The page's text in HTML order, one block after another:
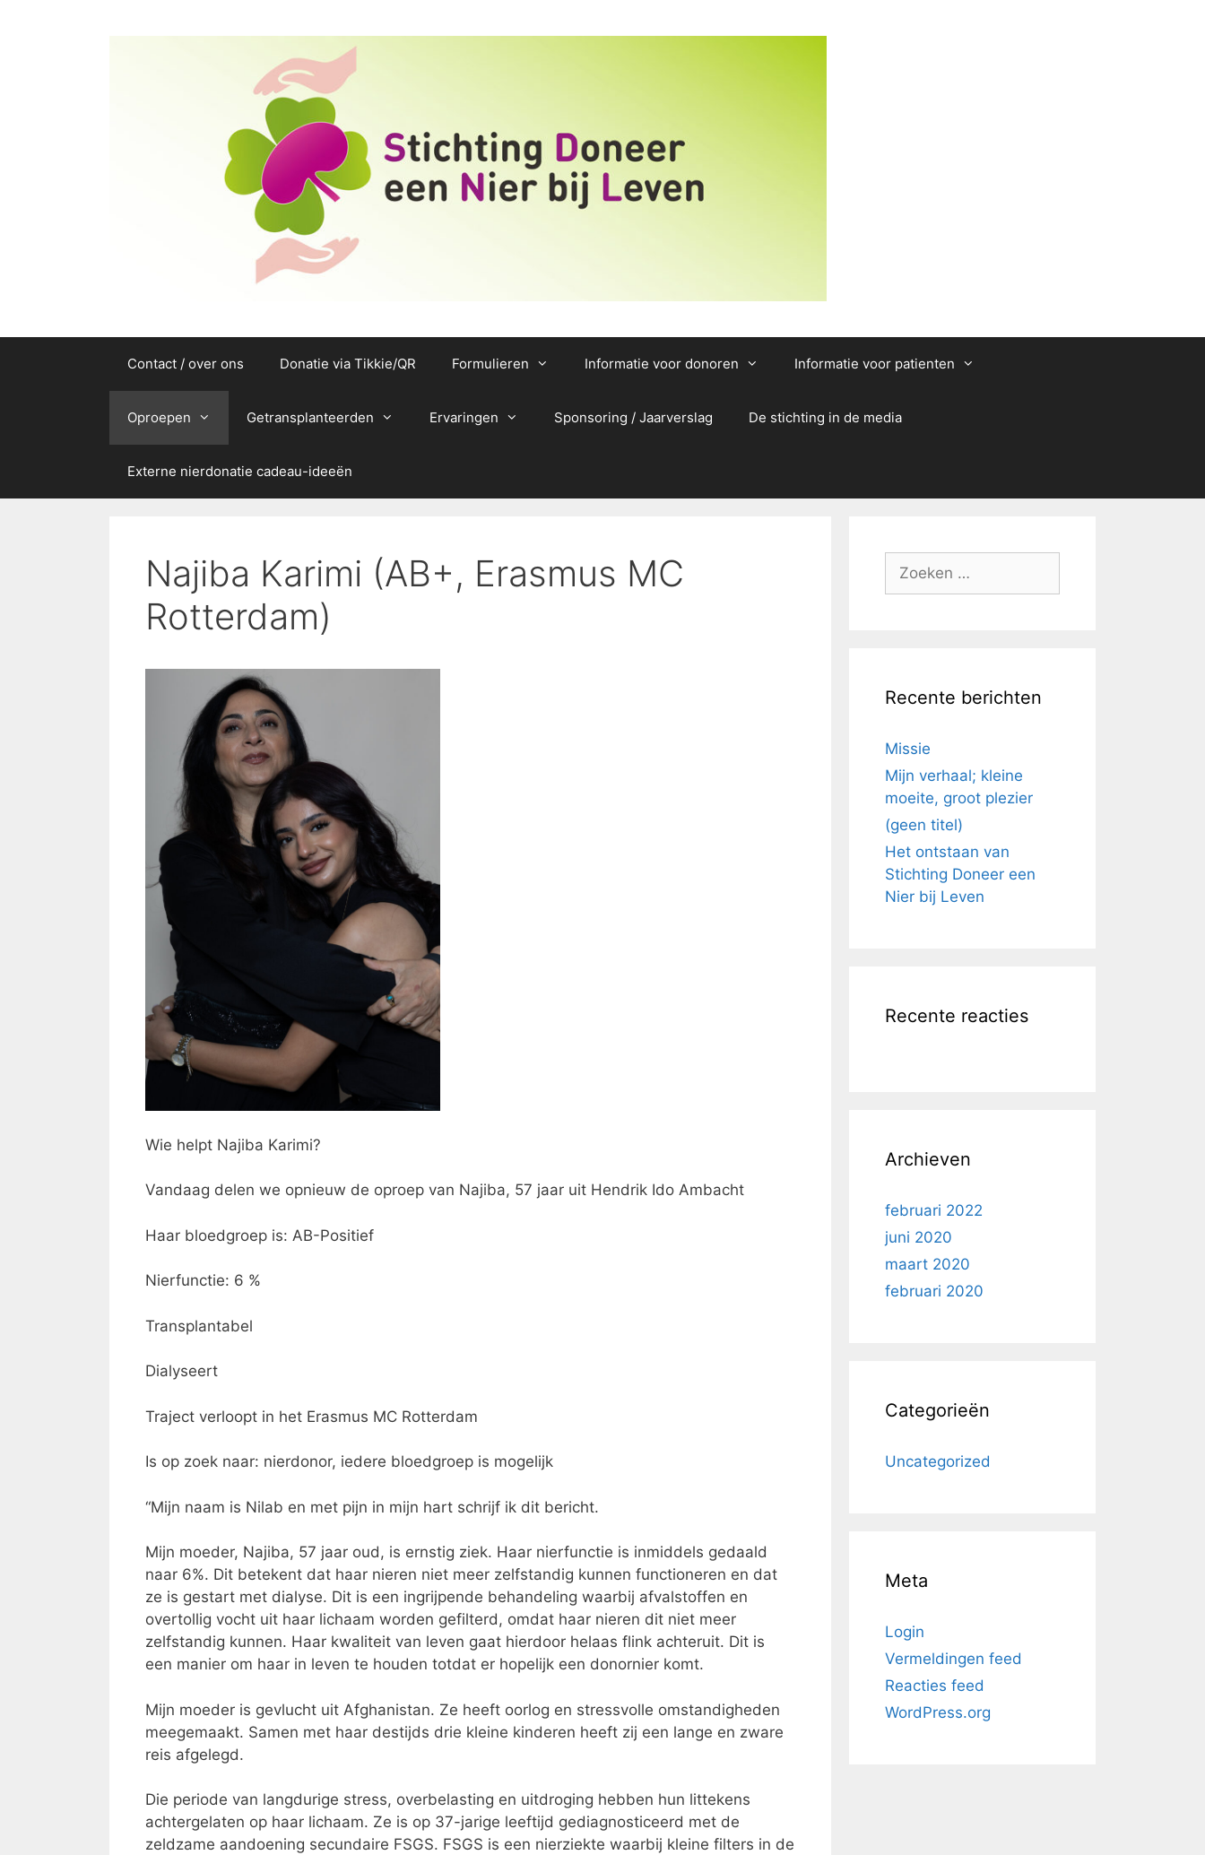
Contact / over ons Donatie via Tikkie/QR Formulieren Informatie voor donoren Informatie voor patienten
Oproepen Getransplanteerden Ervaringen Sponsoring / Jaarverslag De stichting in de media
Externe nierdonatie cadeau-ideeën
Najiba Karimi (AB+, Erasmus MC
Rotterdam)
Wie helpt Najiba Karimi?
Vandaag delen we opnieuw de oproep van Najiba, 57 jaar uit Hendrik Ido Ambacht
Haar bloedgroep is: AB-Positief
Nierfunctie: 6 %
Transplantabel
Dialyseert
Traject verloopt in het Erasmus MC Rotterdam
Is op zoek naar: nierdonor, iedere bloedgroep is mogelijk
“Mijn naam is Nilab en met pijn in mijn hart schrijf ik dit bericht.
Mijn moeder, Najiba, 57 jaar oud, is ernstig ziek. Haar nierfunctie is inmiddels gedaald
naar 6%. Dit betekent dat haar nieren niet meer zelfstandig kunnen functioneren en dat
ze is gestart met dialyse. Dit is een ingrijpende behandeling waarbij afvalstoffen en
overtollig vocht uit haar lichaam worden gefilterd, omdat haar nieren dit niet meer
zelfstandig kunnen. Haar kwaliteit van leven gaat hierdoor helaas flink achteruit. Dit is
een manier om haar in leven te houden totdat er hopelijk een donornier komt.
Mijn moeder is gevlucht uit Afghanistan. Ze heeft oorlog en stressvolle omstandigheden
meegemaakt. Samen met haar destijds drie kleine kinderen heeft zij een lange en zware
reis afgelegd.
Die periode van langdurige stress, overbelasting en uitdroging hebben hun littekens
achtergelaten op haar lichaam. Ze is op 37-jarige leeftijd gediagnosticeerd met de
zeldzame aandoening secundaire FSGS. FSGS is een nierziekte waarbij kleine filters in de
Zoek
Recente berichten
Missie
Mijn verhaal; kleine
moeite, groot plezier
(geen titel)
Het ontstaan van
Stichting Doneer een
Nier bij Leven
Recente reacties
Archieven
februari 2022
juni 2020
maart 2020
februari 2020
Categorieën
Uncategorized
Meta
Login
Vermeldingen feed
Reacties feed
WordPress.org